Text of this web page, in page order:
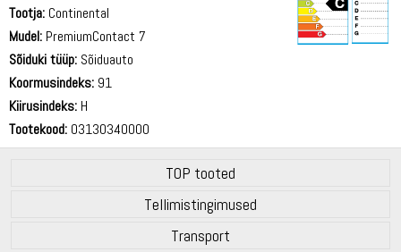
Tootja: Continental
Mudel: PremiumContact 7
Sõiduki tüüp: Sõiduauto
Koormusindeks: 91
Kiirusindeks: H
Tootekood: 03130340000
TOP tooted
Tellimistingimused
Transport